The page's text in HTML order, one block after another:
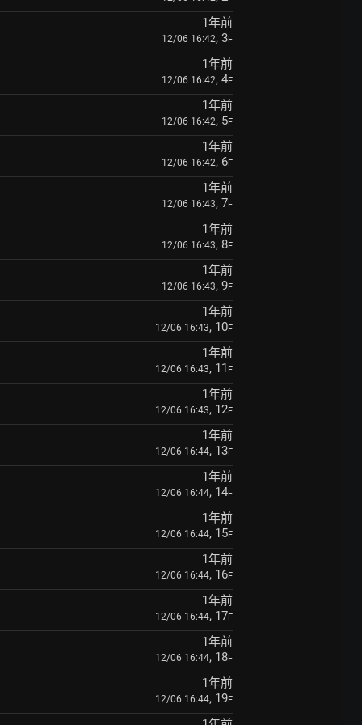
1年前
12/06 16:42, 3F
1年前
12/06 16:42, 4F
1年前
12/06 16:42, 5F
1年前
12/06 16:42, 6F
1年前
12/06 16:43, 7F
1年前
12/06 16:43, 8F
1年前
12/06 16:43, 9F
1年前
12/06 16:43, 10F
1年前
12/06 16:43, 11 F
1年前
12/06 16:43, 12F
1年前
12/06 16:44, 13F
1年前
12/06 16:44, 14F
1年前
12/06 16:44, 15F
1年前
12/06 16:44, 16F
1年前
12/06 16:44, 17F
1年前
12/06 16:44, 18F
1年前
12/06 16:44, 19F